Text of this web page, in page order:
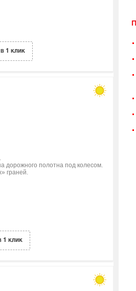
в 1 клик
дорожного полотна под колесом.
граней.
1 клик